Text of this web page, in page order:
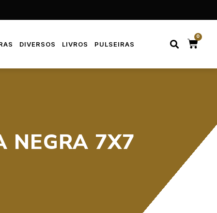
DIVERSOS LIVROS PULSEIRAS
0
NEGRA 7X7